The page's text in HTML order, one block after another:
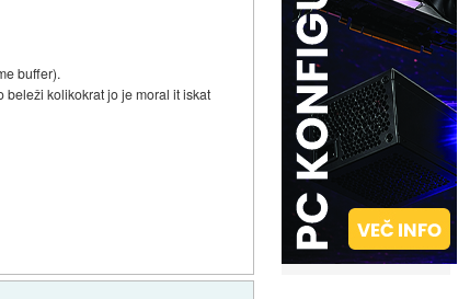
buffer).
beleži kolikokrat jo je moral it iskat